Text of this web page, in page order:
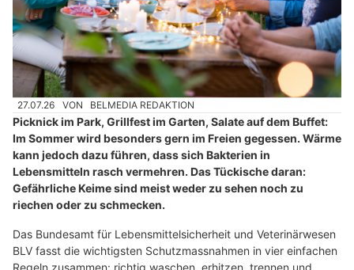
27.07.26 VON BELMEDIA REDAKTION
Picknick im Park, Grillfest im Garten, Salate auf dem Buffet:
Im Sommer wird besonders gern im Freien gegessen. Wärme
kann jedoch dazu führen, dass sich Bakterien in
Lebensmitteln rasch vermehren. Das Tückische daran:
Gefährliche Keime sind meist weder zu sehen noch zu
riechen oder zu schmecken.
Das Bundesamt für Lebensmittelsicherheit und Veterinärwesen
BLV fasst die wichtigsten Schutzmassnahmen in vier einfachen